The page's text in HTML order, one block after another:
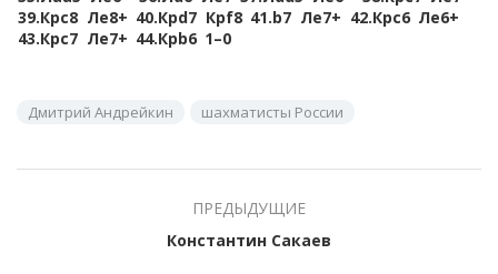
39.Крc8 Лe8+ 40.Крd7 Крf8 41.b7 Лe7+ 42.Крc6 Лe6+
43.Крc7 Лe7+ 44.Крb6 1–0
Дмитрий Андрейкин шахматисты России
ПРЕДЫДУЩИЕ
Константин Сакаев